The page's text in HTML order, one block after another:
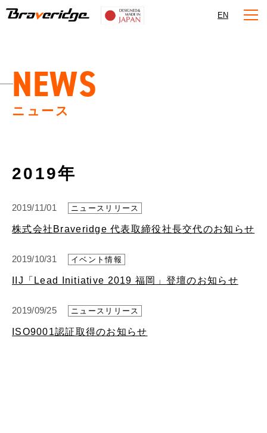
Braveridge
EN
NEWS
ニュース
2019年
2019/11/01 ニュースリリース
株式会社Braveridge 代表取締役社長交代のお知らせ
2019/10/31 イベント情報
IIJ「Lead Initiative 2019 福岡」登壇のお知らせ
2019/09/25 ニュースリリース
ISO9001認証取得のお知らせ